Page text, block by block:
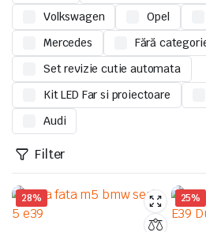
Volkswagen
Opel
Mercedes
Fără
Set revizie cutie automata
Kit LED Far si proiectoare
Audi
Filter
28% 25%